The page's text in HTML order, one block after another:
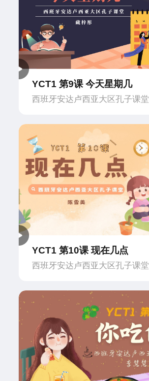
YCT1 第9课 今天星期几
西班牙安达卢西亚大区孔子课堂
YCT1 第10课 现在几点
西班牙安达卢西亚大区孔子课堂